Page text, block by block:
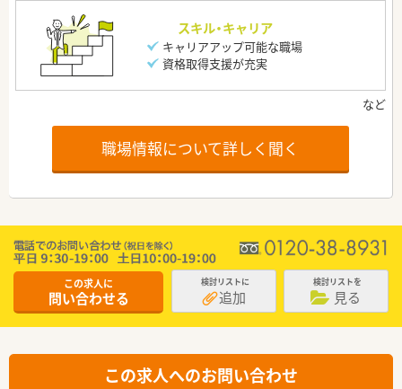
スキル・キャリア
キャリアアップ可能な職場
資格取得支援が充実
職場情報について詳しく聞く
この求人に
問い合わせる
検討リストに
追加
検討リストを
見る
この求人へのお問い合わせ